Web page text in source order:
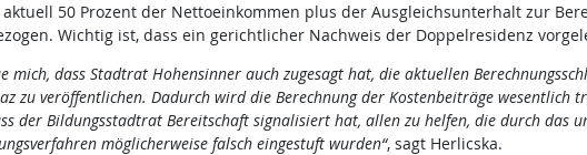
50 Prozent der Nettoeinkommen plus der Ausgleichsunterhalt zur
Wichtig ist, dass ein gerichtlicher Nachweis der Doppelresidenz
mich, dass Stadtrat Hohensinner auch zugesagt hat, die aktuellen
zu veröffentlichen. Dadurch wird die Berechnung der Kostenbeiträge wesentlich
der Bildungsstadtrat Bereitschaft signalisiert hat, allen zu helfen, die durch das
möglicherweise falsch eingestuft wurden“, sagt Herlicska.